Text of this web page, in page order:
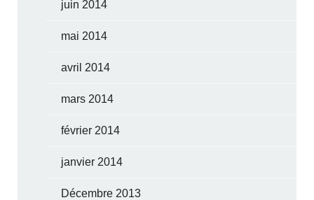
juin 2014
mai 2014
avril 2014
mars 2014
février 2014
janvier 2014
Décembre 2013